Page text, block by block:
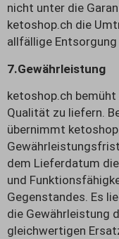
nicht unter die
ketoshop.ch die
allfällige Entsorgung
7.Gewährleistung
ketoshop.ch
Qualität zu liefern.
übernimmt
dem Lieferdatum
und
Gegenstandes. Es
die Gewährleistung
gleichwertigen